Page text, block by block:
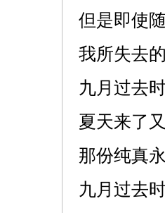
但是即使
我所失去
九月过去
夏天来了
那份纯真
九月过去